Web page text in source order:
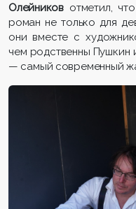
Олейников отметил,
роман не только для
они вместе с
чем родственны Пушкин
— самый современный